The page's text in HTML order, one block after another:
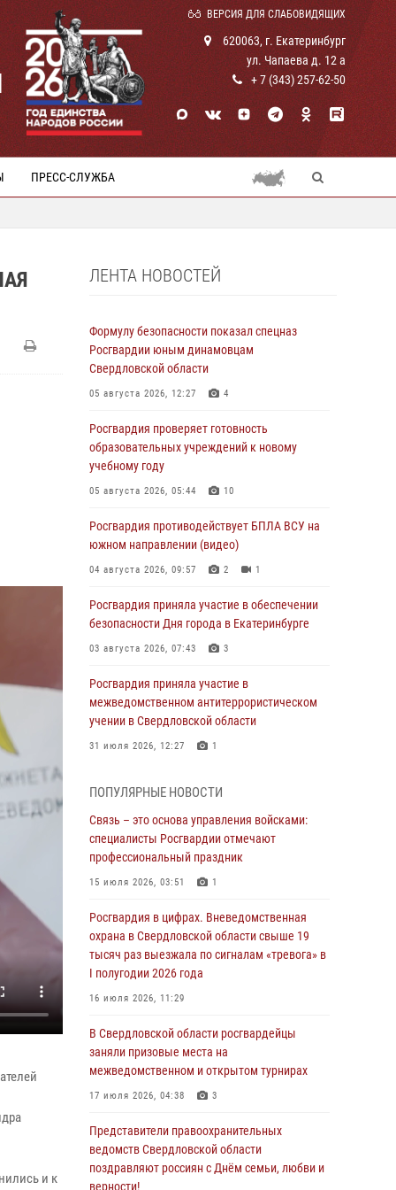
ВЕРСИЯ ДЛЯ СЛАБОВИДЯЩИХ
620063, г. Екатеринбург
ул. Чапаева д. 12 а
+ 7 (343) 257-62-50
ПРЕСС-СЛУЖБА
и к
ЛЕНТА НОВОСТЕЙ
Формулу безопасности показал спецназ
Росгвардии юным динамовцам
Свердловской области
05 августа 2026, 12:27 4
Росгвардия проверяет готовность
образовательных учреждений к новому
учебному году
05 августа 2026, 05:44 10
Росгвардия противодействует БПЛА ВСУ на
южном направлении (видео)
04 августа 2026, 09:57 2 1
Росгвардия приняла участие в обеспечении
безопасности Дня города в Екатеринбурге
03 августа 2026, 07:43 3
Росгвардия приняла участие в
межведомственном антитеррористическом
учении в Свердловской области
31 июля 2026, 12:27 1
граждан на южном направлении
31 июля 2026, 06:56 1
Представитель Управления Росгвардии по
Свердловской области рассказал об итогах
телекомпании «Телекон»
30 июля 2026, 11:33 1
В Свердловской области росгвардейцы стали
призерами спартакиады «Динамо» памяти
29 июля 2026, 12:30 6
Православные священники поддержали
росгвардейцев в зоне СВО
Свердловские росгвардейцы завоевали
медали на окружном чемпионате по
ПОПУЛЯРНЫЕ НОВОСТИ
Связь – это основа управления войсками:
специалисты Росгвардии отмечают
профессиональный праздник
15 июля 2026, 03:51 1
Росгвардия в цифрах. Вневедомственная
охрана в Свердловской области свыше 19
тысяч раз выезжала по сигналам «тревога» в
I полугодии 2026 года
16 июля 2026, 11:29
В Свердловской области росгвардейцы
заняли призовые места на
межведомственном и открытом турнирах
17 июля 2026, 04:38 3
Представители правоохранительных
ведомств Свердловской области
поздравляют россиян с Днём семьи, любви и
верности!